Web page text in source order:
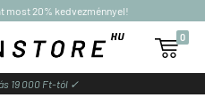
most 20% kedvezménnyel!

0
19 000 Ft-tól ✓